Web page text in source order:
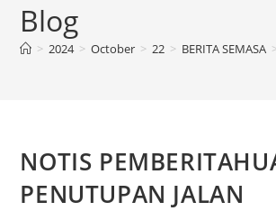
Blog
> 2024 > October > 22 > BERITA SEMASA >
NOTIS
PENUTUPAN JALAN